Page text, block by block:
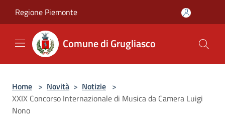
Regione Piemonte
Comune di Grugliasco
Home > Novità > Notizie >
XXIX Concorso Internazionale di Musica da Camera Luigi
Nono